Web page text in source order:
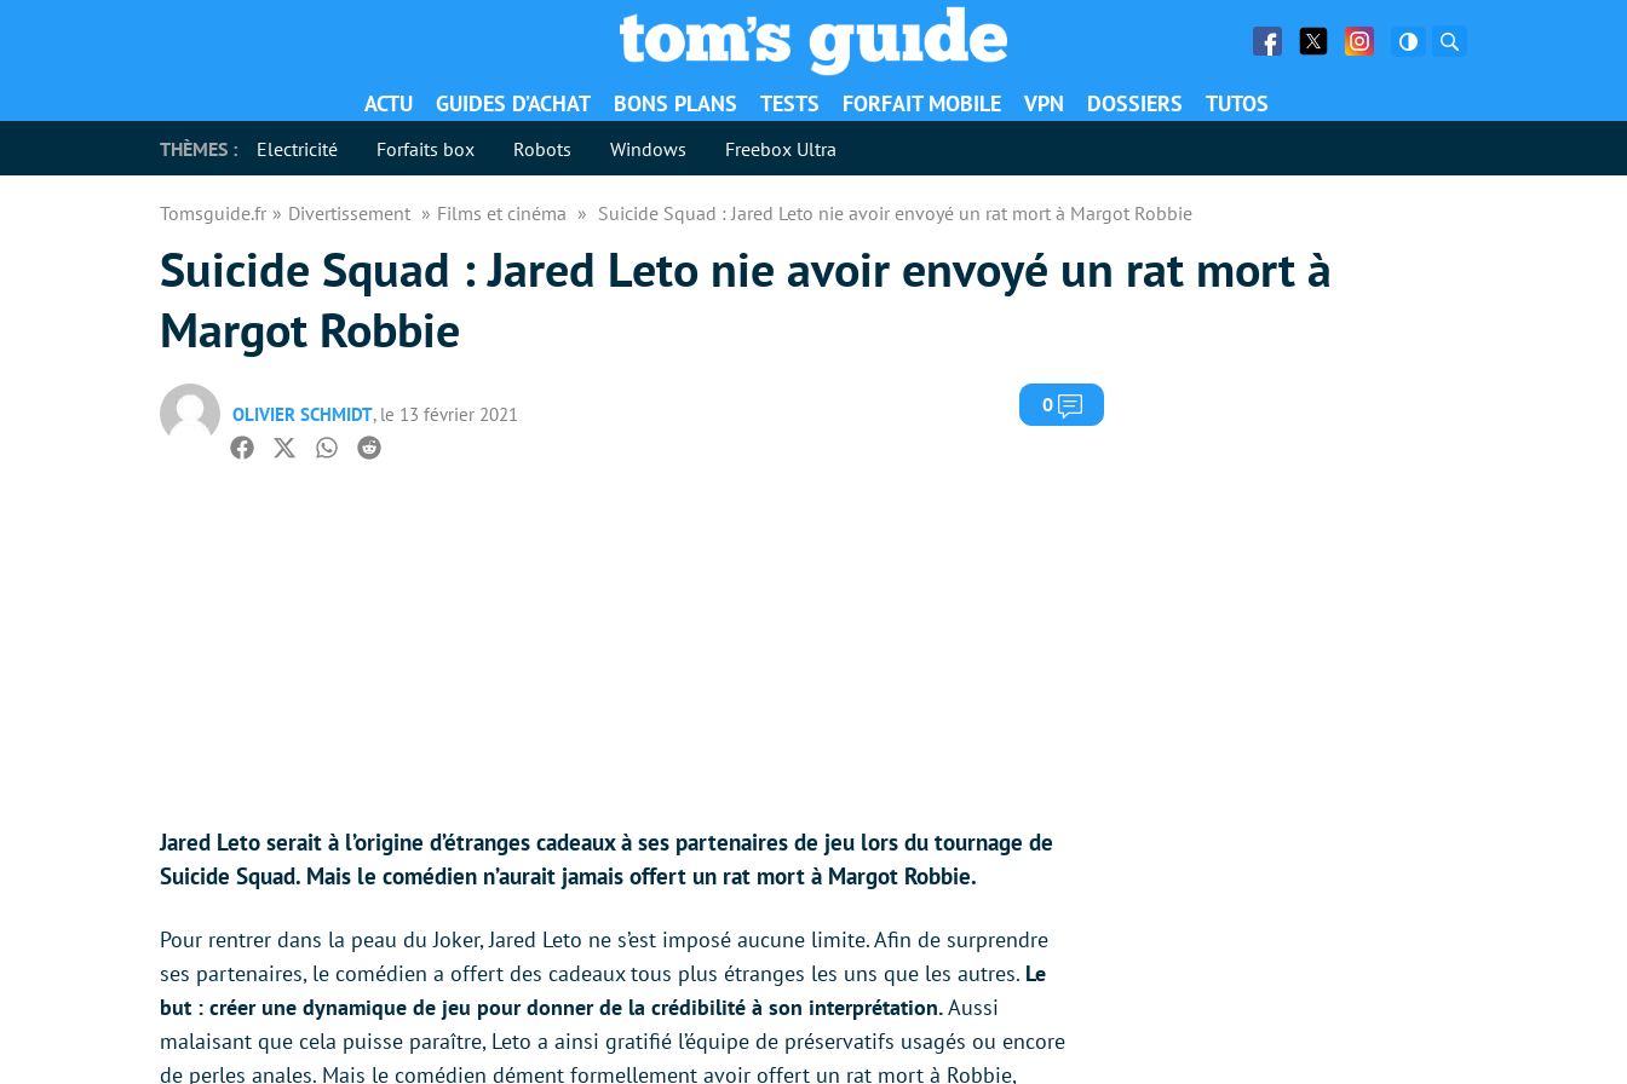
Facebook
Twitter Facebook
ACTU GUIDES D’ACHAT BONS PLANS TESTS FORFAIT MOBILE VPN DOSSIERS TUTOS
THÈMES : Electricité Forfaits box Robots Windows Freebox Ultra
Tomsguide.fr Divertissement Films et cinéma Suicide Squad : Jared Leto nie avoir envoyé un rat mort à Margot Robbie
Suicide Squad : Jared Leto nie avoir envoyé un rat mort à
Margot Robbie
OLIVIER SCHMIDT, le 13 février 2021 0 Commentaires
Facebook
TwitterWhatsapp
Reddit
Jared Leto serait à l’origine d’étranges cadeaux à ses partenaires de jeu lors du tournage de
Suicide Squad. Mais le comédien n’aurait jamais offert un rat mort à Margot Robbie.
Pour rentrer dans la peau du Joker, Jared Leto ne s’est imposé aucune limite. Afin de surprendre
ses partenaires, le comédien a offert des cadeaux tous plus étranges les uns que les autres. Le
but : créer une dynamique de jeu pour donner de la crédibilité à son interprétation.Aussi
malaisant que cela puisse paraître, Leto a ainsi gratifié l’équipe de préservatifs usagés ou encore
de perles anales. Mais le comédien dément formellement avoir offert un rat mort à Robbie,